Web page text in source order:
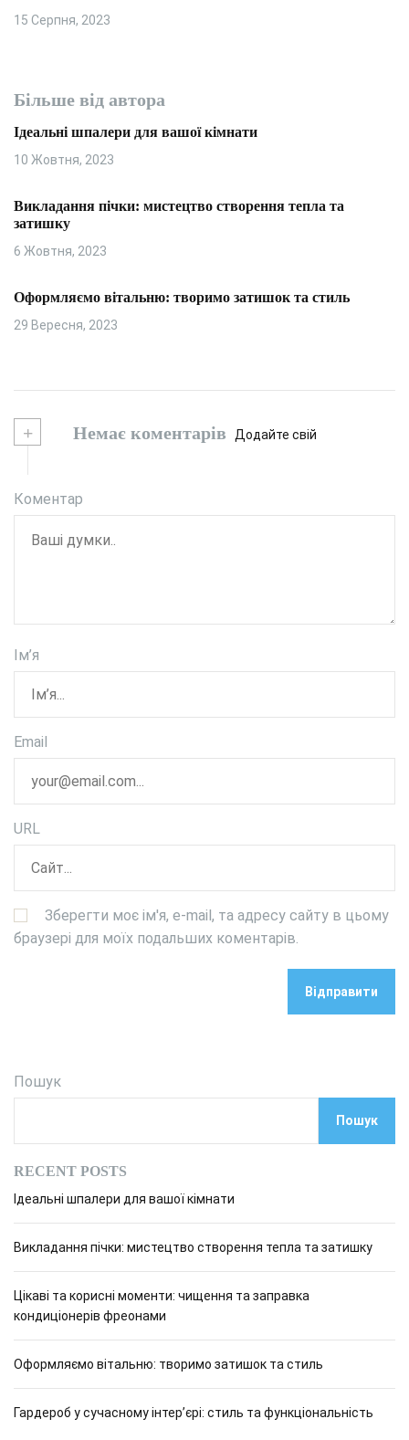
15 Серпня, 2023
Більше від автора
Ідеальні шпалери для вашої кімнати
10 Жовтня, 2023
Викладання пічки: мистецтво створення тепла та
затишку
6 Жовтня, 2023
Оформляємо вітальню: творимо затишок та стиль
29 Вересня, 2023
+ Немає коментарів Додайте свій
Коментар
Ім’я
Email
URL
Зберегти моє ім'я, e-mail, та адресу сайту в цьому
браузері для моїх подальших коментарів.
Пошук
Пошук
RECENT POSTS
Ідеальні шпалери для вашої кімнати
Викладання пічки: мистецтво створення тепла та затишку
Цікаві та корисні моменти: чищення та заправка
кондиціонерів фреонами
Оформляємо вітальню: творимо затишок та стиль
Гардероб у сучасному інтер’єрі: стиль та функціональність